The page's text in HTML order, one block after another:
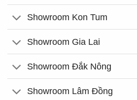
Showroom Kon Tum
Showroom Gia Lai
Showroom Đắk Nông
Showroom Lâm Đồng